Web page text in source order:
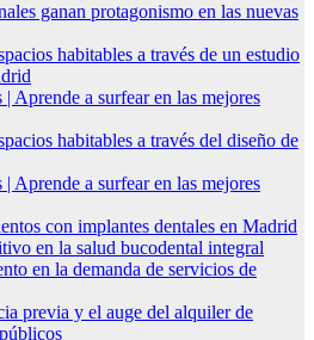
ganan protagonismo en las nuevas
habitables a través de un estudio
Aprende a surfear en las mejores
habitables a través del diseño de
Aprende a surfear en las mejores
con implantes dentales en Madrid
en la salud bucodental integral
en la demanda de servicios de
previa y el auge del alquiler de